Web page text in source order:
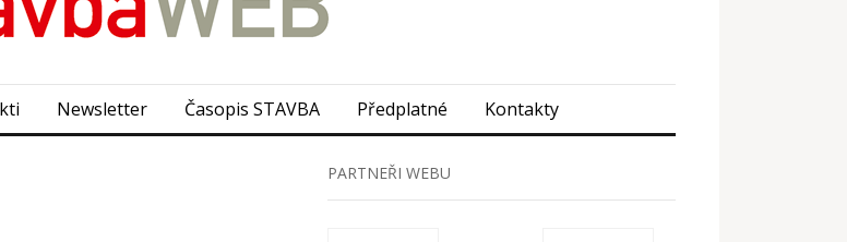
Newsletter Časopis STAVBA Předplatné Kontakty
PARTNEŘI WEBU